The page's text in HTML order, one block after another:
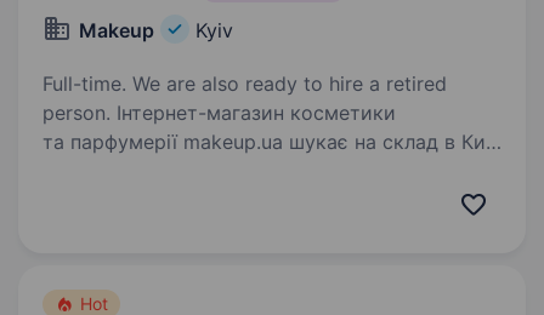
Makeup Kyiv
Full-time. We are also ready to hire a retired
person. Інтернет-магазин косметики
та парфумерії makeup.ua шукає на склад в Київ
Hot